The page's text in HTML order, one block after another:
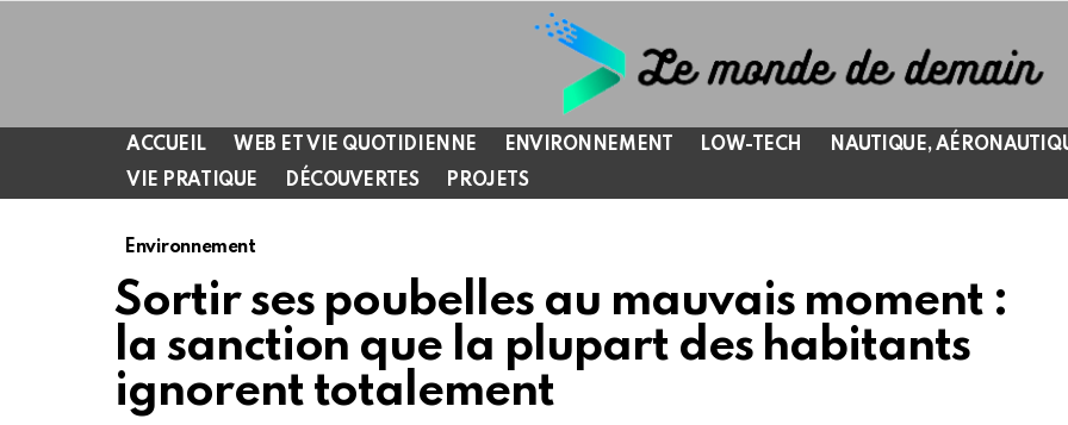
ACCUEIL WEB ET VIE QUOTIDIENNE ENVIRONNEMENT LOW-TECH
NAUTIQUE,
VIE PRATIQUE
DÉCOUVERTES PROJETS
Environnement
Sortir ses poubelles au mauvais moment :
la sanction que la plupart des habitants
ignorent totalement